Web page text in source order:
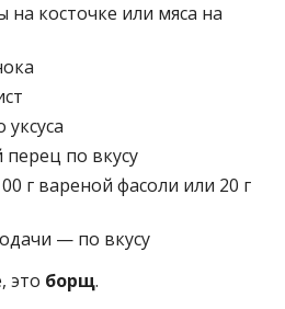
на косточке или мяса на
уксуса
по вкусу
г вареной фасоли или 20 г
— по вкусу
это борщ.